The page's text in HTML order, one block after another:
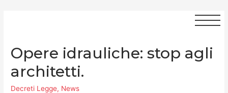
Opere idrauliche: stop agli
architetti.
Decreti Legge, News